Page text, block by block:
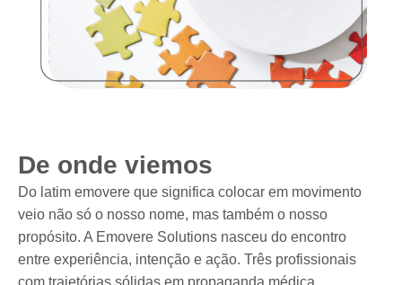
De onde viemos
Do latim emovere que significa colocar em movimento
veio não só o nosso nome, mas também o nosso
propósito. A Emovere Solutions nasceu do encontro
entre experiência, intenção e ação. Três profissionais
com trajetórias sólidas em propaganda médica,